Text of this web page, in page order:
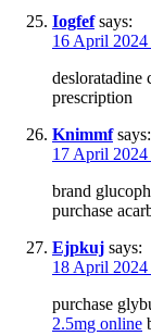
Iogfef says:
16 April 2024
desloratadine
prescription
Knimmf says:
17 April 2024
brand
purchase
Ejpkuj says:
18 April 2024
purchase
2.5mg online